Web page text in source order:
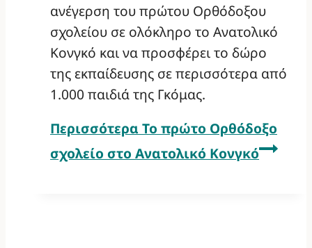
ανέγερση του πρώτου Ορθόδοξου
σχολείου σε ολόκληρο το Ανατολικό
Κονγκό και να προσφέρει το δώρο
της εκπαίδευσης σε περισσότερα από
1.000 παιδιά της Γκόμας.
Περισσότερα Το πρώτο Ορθόδοξο
σχολείο στο Ανατολικό Κονγκό